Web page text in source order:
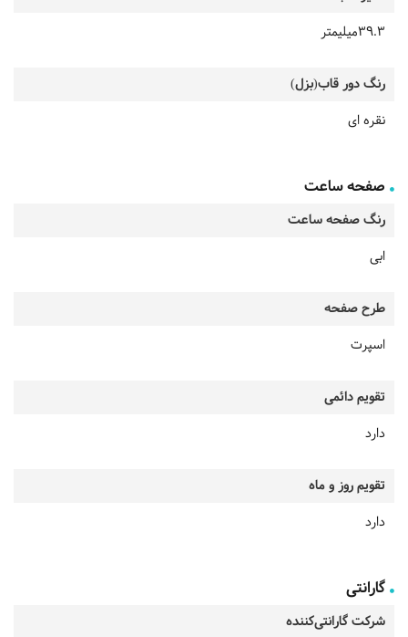
39.3میلیمتر
رنگ دور قاب(بزل)
نقره ای
صفحه ساعت
رنگ صفحه ساعت
ابی
طرح صفحه
اسپرت
تقویم دائمی
دارد
تقویم روز و ماه
دارد
گارانتی
شرکت گارانتی‌کننده